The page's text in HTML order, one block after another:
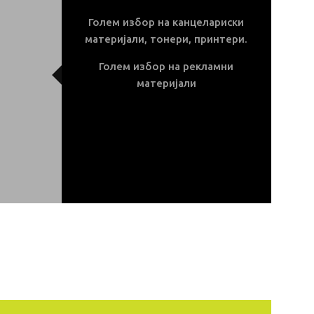
Голем избор на канцелариски
материјали, тонери, принтери.
Голем избор на рекламни
материјали